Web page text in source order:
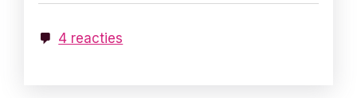
4 reacties